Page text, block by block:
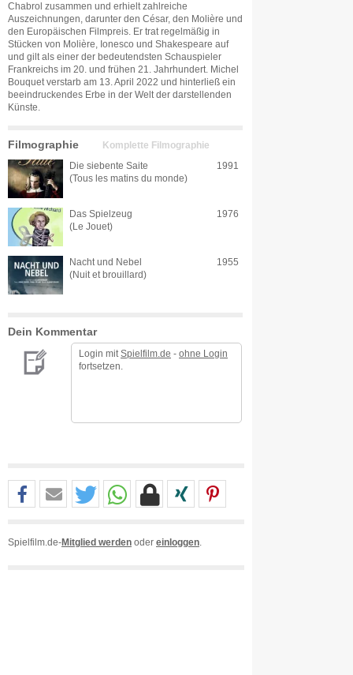
Chabrol zusammen und erhielt zahlreiche
Auszeichnungen, darunter den César, den Molière und
den Europäischen Filmpreis. Er trat regelmäßig in
Stücken von Molière, Ionesco und Shakespeare auf
und gilt als einer der bedeutendsten Schauspieler
Frankreichs im 20. und frühen 21. Jahrhundert. Michel
Bouquet verstarb am 13. April 2022 und hinterließ ein
beeindruckendes Erbe in der Welt der darstellenden
Künste.
Filmographie Komplette Filmographie
Die siebente Saite
(Tous les matins du monde)
1991
Das Spielzeug
(Le Jouet)
1976
Nacht und Nebel
(Nuit et brouillard)
1955
Dein Kommentar
Login mit Spielfilm.de - ohne Login
fortsetzen.
Spielfilm.de-Mitglied werden oder einloggen